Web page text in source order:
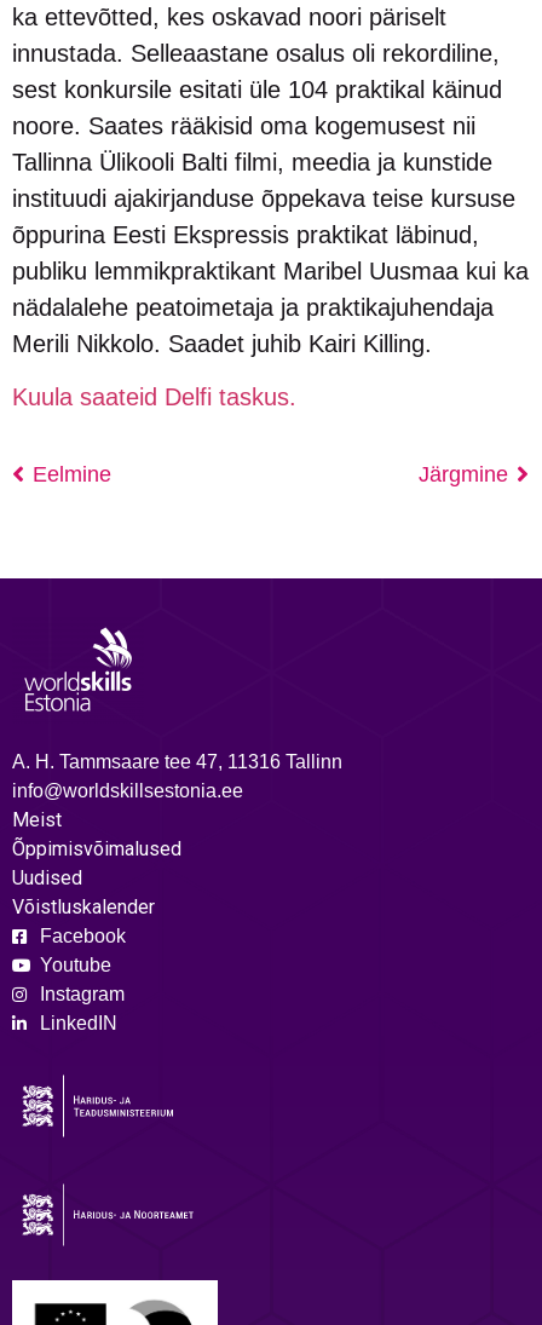
ka ettevõtted, kes oskavad noori päriselt
innustada. Selleaastane osalus oli rekordiline,
sest konkursile esitati üle 104 praktikal käinud
noore. Saates rääkisid oma kogemusest nii
Tallinna Ülikooli Balti filmi, meedia ja kunstide
instituudi ajakirjanduse õppekava teise kursuse
õppurina Eesti Ekspressis praktikat läbinud,
publiku lemmikpraktikant Maribel Uusmaa kui ka
nädalalehe peatoimetaja ja praktikajuhendaja
Merili Nikkolo. Saadet juhib Kairi Killing.
Kuula saateid Delfi taskus.
Eelmine Järgmine
A. H. Tammsaare tee 47, 11316 Tallinn
info@worldskillsestonia.ee
Meist
Õppimisvõimalused
Uudised
Võistluskalender
Facebook
Youtube
Instagram
LinkedIN